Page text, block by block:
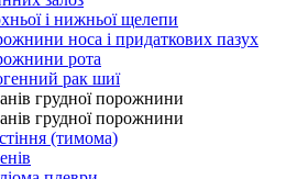
і нижньої щелепи
носа і придаткових пазух
рота
рак шиї
грудної порожнини
грудної порожнини
(тимома)